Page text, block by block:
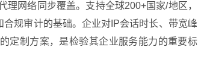
理网络同步覆盖。支持全球200+国家/地区，
规审计的基础。企业对IP会话时长、带宽峰
定制方案，是检验其企业服务能力的重要标